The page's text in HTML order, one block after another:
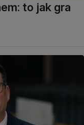
to jak gra